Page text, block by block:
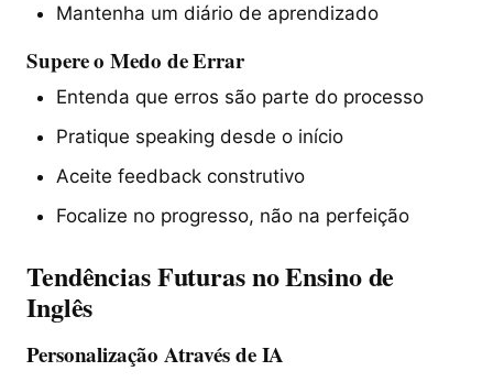
Mantenha um diário de aprendizado
Supere o Medo de Errar
Entenda que erros são parte do processo
Pratique speaking desde o início
Aceite feedback construtivo
Focalize no progresso, não na perfeição
Tendências Futuras no Ensino de
Inglês
Personalização Através de IA